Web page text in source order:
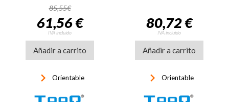
85,55€
61,56 €
IVA incluido
Añadir a carrito
keyboard_arrow_right Orientable
80,72 €
IVA incluido
Añadir a carrito
keyboard_arrow_right Orientable